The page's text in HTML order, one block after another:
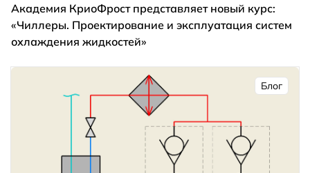
Академия КриоФрост представляет новый курс:
«Чиллеры. Проектирование и эксплуатация систем
охлаждения жидкостей»
Блог